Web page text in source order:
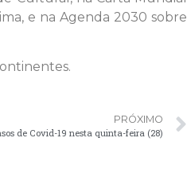
e na Agenda 2030 sobre
PRÓXIMO
de Covid-19 nesta quinta-feira (28)